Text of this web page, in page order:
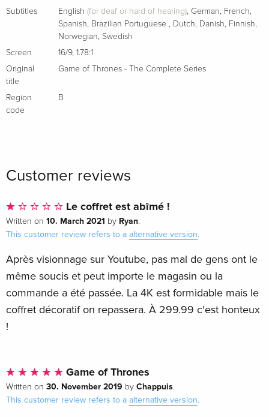
Subtitles
English (for deaf or hard of hearing), German, French,
Spanish, Brazilian Portuguese , Dutch, Danish, Finnish,
Norwegian, Swedish
Screen
16/9, 1.78:1
Original
title
Game of Thrones - The Complete Series
Region
code
B
Customer reviews
Le coffret est abîmé !
Written on 10. March 2021 by Ryan.
This customer review refers to a alternative version.
Après visionnage sur Youtube, pas mal de gens ont le
même soucis et peut importe le magasin ou la
commande a été passée. La 4K est formidable mais le
coffret décoratif on repassera. À 299.99 c'est honteux
!
Game of Thrones
Written on 30. November 2019 by Chappuis.
This customer review refers to a alternative version.